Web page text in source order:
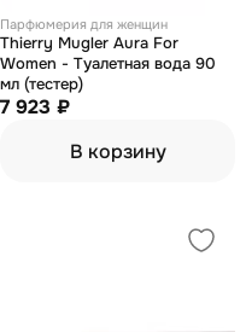
Парфюмерия для женщин
Thierry Mugler Aura For
Women - Туалетная вода 90
мл (тестер)
7 923 ₽
В корзину